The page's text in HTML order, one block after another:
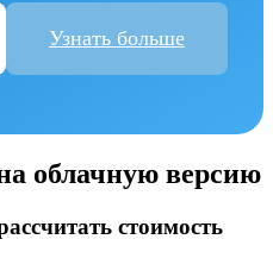
Узнать больше
облачную версию
стоимость